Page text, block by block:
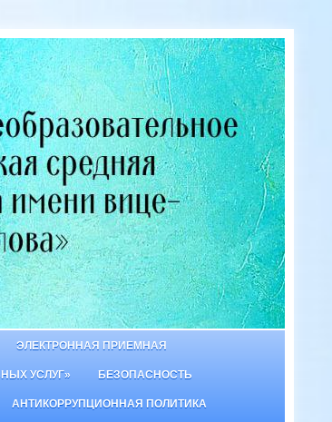
ЭЛЕКТРОННАЯ ПРИЕМНАЯ
УСЛУГ» БЕЗОПАСНОСТЬ
АНТИКОРРУПЦИОННАЯ ПОЛИТИКА